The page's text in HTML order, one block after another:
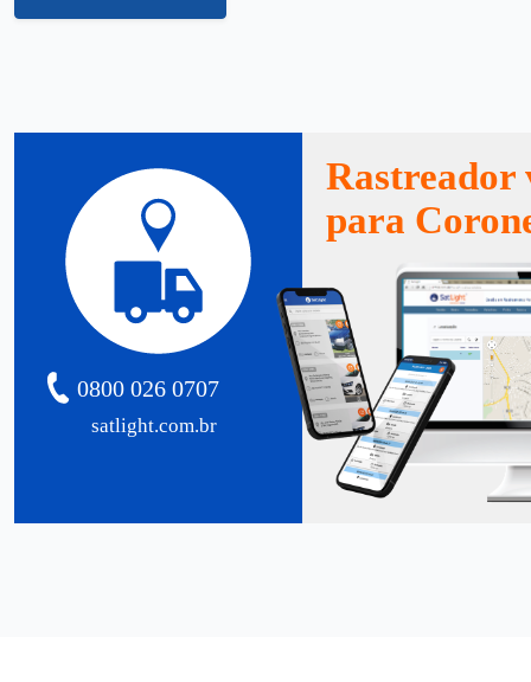
satlight.com.br
0800 026 0707
Rastreador
para